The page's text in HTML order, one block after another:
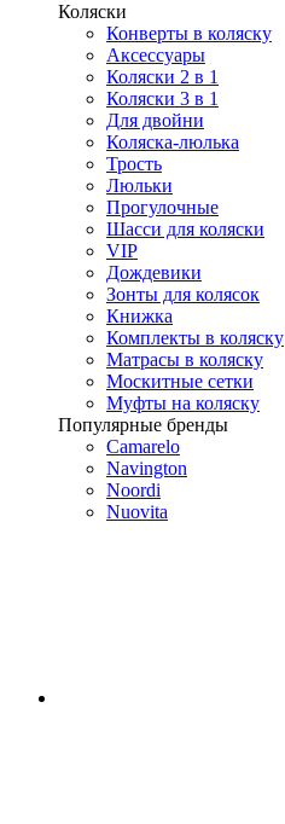
Коляски
Конверты в коляску
Аксессуары
Коляски 2 в 1
Коляски 3 в 1
Для двойни
Коляска-люлька
Трость
Люльки
Прогулочные
Шасси для коляски
VIP
Дождевики
Зонты для колясок
Книжка
Комплекты в коляску
Матрасы в коляску
Москитные сетки
Муфты на коляску
Популярные бренды
Camarelo
Navington
Noordi
Nuovita